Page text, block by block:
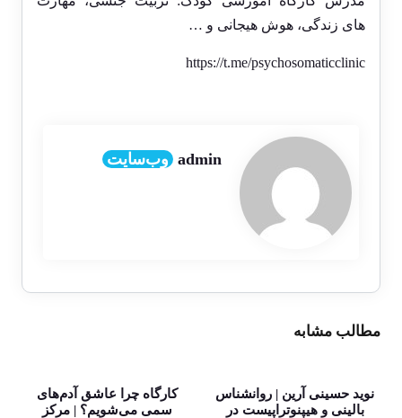
های زندگی، هوش هیجانی و …
https://t.me/psychosomaticclinic
admin وب‌سایت
مطالب مشابه
نوید حسینی آرین | روانشناس
بالینی و هیپنوتراپیست در
کارگاه چرا عاشق آدم‌های
سمی می‌شویم؟ | مرکز